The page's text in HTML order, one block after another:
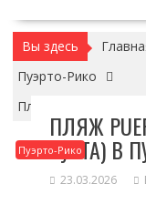
Вы здесь
Пуэрто-Рико
Пляж Puerto Nuevo
Пуэрто-Рико
ПЛЯЖ
БУХТА) В
23.03.2026